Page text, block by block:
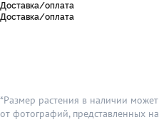
Доставка/оплата
Доставка/оплата
*Размер растения в наличии может
от фотографий, представленных на